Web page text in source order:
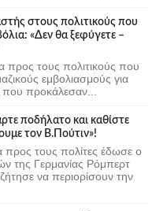
στους πολιτικούς που
«Δεν θα ξεφύγετε –
προς τους πολιτικούς που
εμβολιασμούς για
που προκάλεσαν...
ποδήλατο και καθίστε
τον Β.Πούτιν»!
προς τους πολίτες έδωσε ο
της Γερμανίας Ρόμπερτ
να περιορίσουν την